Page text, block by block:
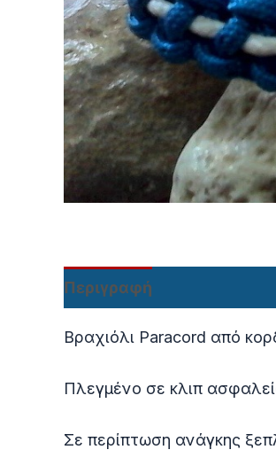
Περιγραφή
Βραχιόλι Paracord από
Πλεγμένο σε κλιπ
Σε περίπτωση ανάγκης